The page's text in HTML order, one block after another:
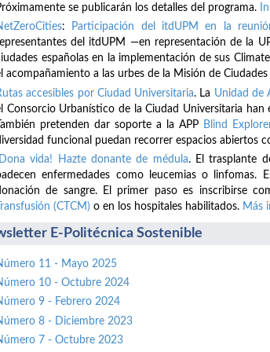
se publicarán los detalles del programa.
: Participación del itdUPM en la
del itdUPM —en representación de la
españolas en la implementación de sus
acompañamiento a las urbes de la Misión de Ciudades
accesibles por Ciudad Universitaria. La Unidad de
Consorcio Urbanístico de la Ciudad Universitaria
pretenden dar soporte a la APP Blind
funcional puedan recorrer espacios abiertos
vida! Hazte donante de médula. El trasplante
enfermedades como leucemias o
de sangre. El primer paso es inscribirse
(CTCM) o en los hospitales habilitados. Más
E-Politécnica Sostenible
11 - Mayo 2025
10 - Octubre 2024
9 - Febrero 2024
8 - Diciembre 2023
7 - Octubre 2023